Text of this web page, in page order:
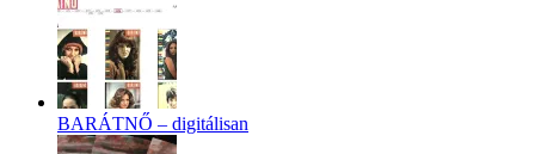
BARÁTNŐ – digitálisan